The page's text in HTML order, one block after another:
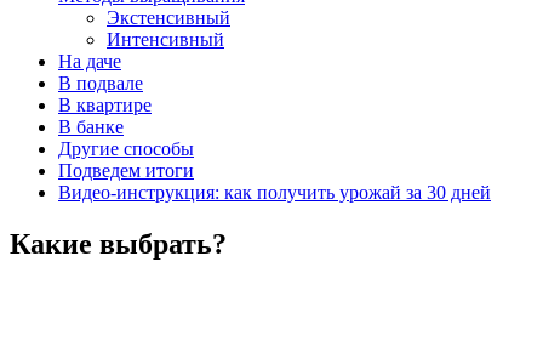
Экстенсивный
Интенсивный
На даче
В подвале
В квартире
В банке
Другие способы
Подведем итоги
Видео-инструкция: как получить урожай за 30 дней
Какие выбрать?